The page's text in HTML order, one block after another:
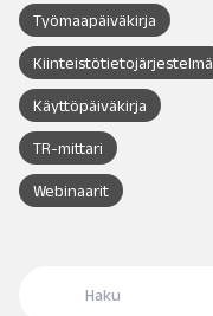
Työmaapäiväkirja
Kiinteistötietojärjestelmä
Käyttöpäiväkirja
TR-mittari
Webinaarit